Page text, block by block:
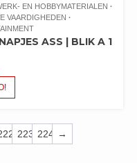
EN HOBBYMATERIALEN
VAARDIGHEDEN
ASS | BLIK A 1
223 224 →